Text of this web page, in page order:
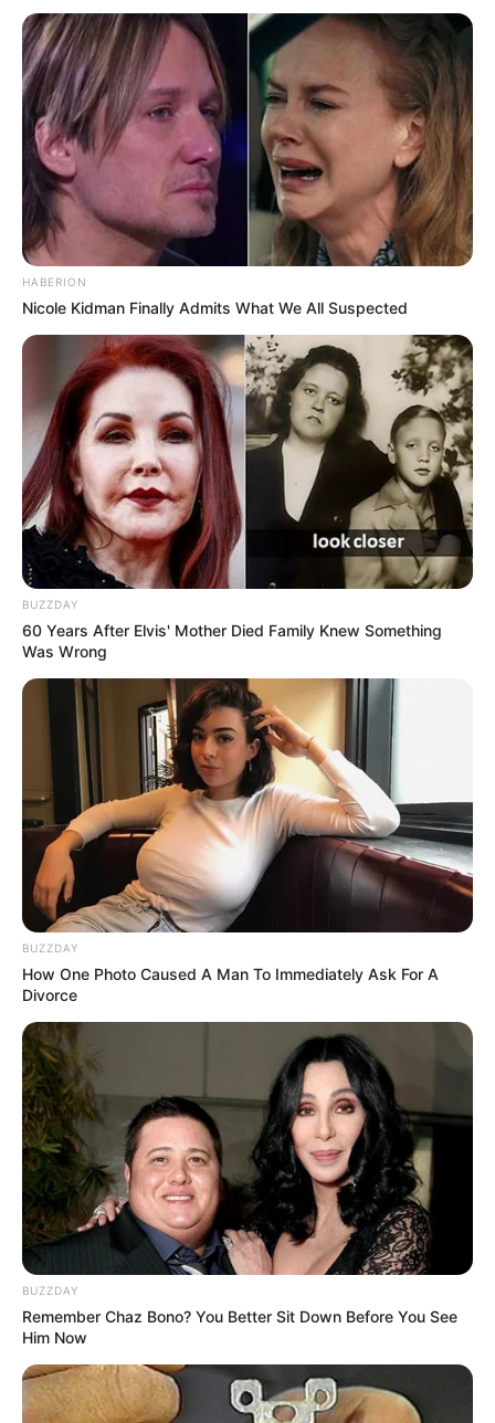
HABERION
Nicole Kidman Finally Admits What We All Suspected
BUZZDAY
60 Years After Elvis' Mother Died Family Knew Something
Was Wrong
BUZZDAY
How One Photo Caused A Man To Immediately Ask For A
Divorce
BUZZDAY
Remember Chaz Bono? You Better Sit Down Before You See
Him Now